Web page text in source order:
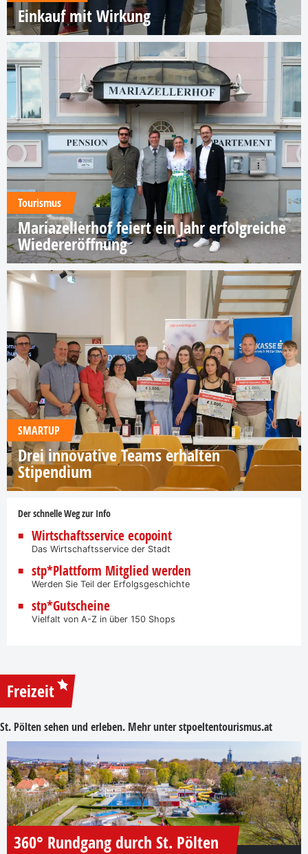
Einkauf mit Wirkung
Tourismus
Mariazellerhof feiert ein Jahr erfolgreiche
Wiedereröffnung
SMARTUP
Drei innovative Teams erhalten
Stipendium
Der schnelle Weg zur Info
Wirtschaftsservice ecopoint
Das Wirtschaftsservice der Stadt
stp*Plattform Mitglied werden
Werden Sie Teil der Erfolgsgeschichte
stp*Gutscheine
Vielfalt von A-Z in über 150 Shops
Freizeit
St. Pölten sehen und erleben. Mehr unterstpoeltentourismus.at
360° Rundgang durch St. Pölten